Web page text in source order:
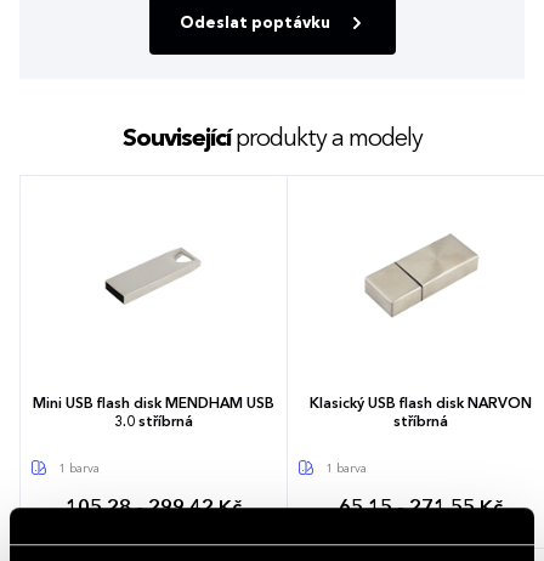
Odeslat poptávku
Souvisejícíprodukty a modely
Mini USB flash disk MENDHAM USB
3.0 stříbrná
1 barva
105,28 - 299,42 Kč
Klasický USB flash disk NARVON
stříbrná
1 barva
65,15 - 271,55 Kč